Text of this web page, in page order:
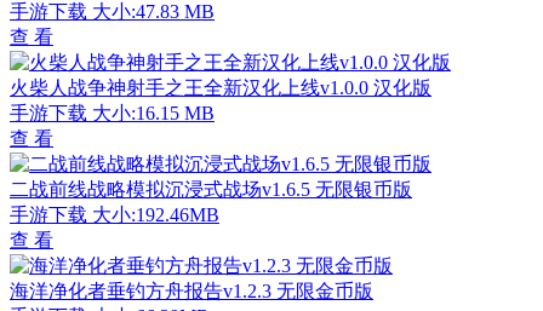
蔬菜射击战斗新纪元v1.5.1 无限生命版
手游下载
查 看
雷霆飞机大战科幻空战全资源解锁版v1.4.0 无限钻石版
手游下载
查 看
像素沙盒建造功能解锁版v1.0 无限物品版
手游下载
查 看